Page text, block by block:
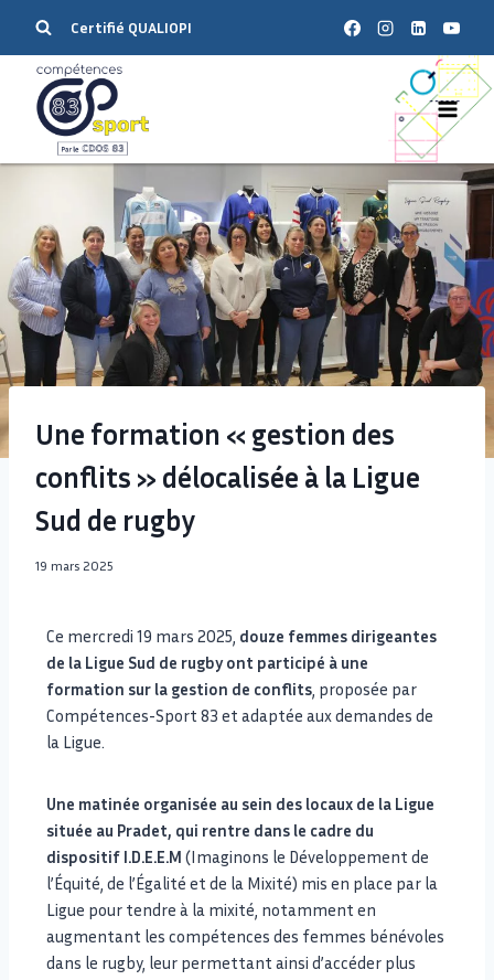
Certifié QUALIOPI
Une formation « gestion des
conflits » délocalisée à la Ligue
Sud de rugby
19 mars 2025
Ce mercredi 19 mars 2025, douze femmes dirigeantes
de la Ligue Sud de rugbyont participé à une
formation sur la gestion de conflits , proposée par
Compétences-Sport 83 et adaptée aux demandes de
la Ligue.
Une matinée organisée au sein des locaux de la Ligue
située au Pradet, qui rentre dans le cadre du
dispositif I.D.E.E.M (Imaginons le Développement de
l’Équité, de l’Égalité et de la Mixité) mis en place par la
Ligue pour tendre à la mixité, notamment en
augmentant les compétences des femmes bénévoles
dans le rugby, leur permettant ainsi d’accéder plus